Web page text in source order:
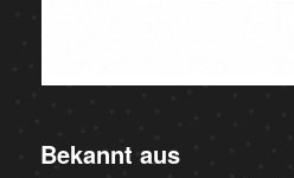
Bekannt aus